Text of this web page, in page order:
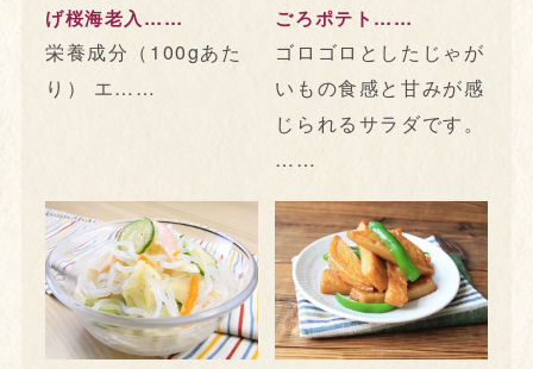
げ桜海老入……
栄養成分（100gあた
り） エ……
ごろポテト……
ゴロゴロとしたじゃが
いもの食感と甘みが感
じられるサラダです。
……